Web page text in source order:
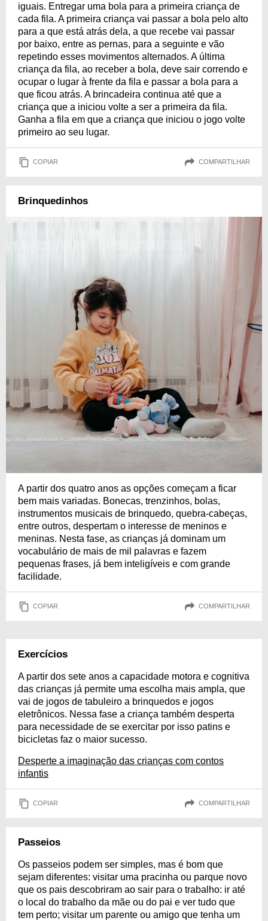
iguais. Entregar uma bola para a primeira criança de
cada fila. A primeira criança vai passar a bola pelo alto
para a que está atrás dela, a que recebe vai passar
por baixo, entre as pernas, para a seguinte e vão
repetindo esses movimentos alternados. A última
criança da fila, ao receber a bola, deve sair correndo e
ocupar o lugar à frente da fila e passar a bola para a
que ficou atrás. A brincadeira continua até que a
criança que a iniciou volte a ser a primeira da fila.
Ganha a fila em que a criança que iniciou o jogo volte
primeiro ao seu lugar.
COPIAR COMPARTILHAR
Brinquedinhos
A partir dos quatro anos as opções começam a ficar
bem mais variadas. Bonecas, trenzinhos, bolas,
instrumentos musicais de brinquedo, quebra-cabeças,
entre outros, despertam o interesse de meninos e
meninas. Nesta fase, as crianças já dominam um
vocabulário de mais de mil palavras e fazem
pequenas frases, já bem inteligíveis e com grande
facilidade.
COPIAR COMPARTILHAR
Exercícios
A partir dos sete anos a capacidade motora e cognitiva
das crianças já permite uma escolha mais ampla, que
vai de jogos de tabuleiro a brinquedos e jogos
eletrônicos. Nessa fase a criança também desperta
para necessidade de se exercitar por isso patins e
bicicletas faz o maior sucesso.
Desperte a imaginação das crianças com contos
infantis
COPIAR COMPARTILHAR
Passeios
Os passeios podem ser simples, mas é bom que
sejam diferentes: visitar uma pracinha ou parque novo
que os pais descobriram ao sair para o trabalho: ir até
o local do trabalho da mãe ou do pai e ver tudo que
tem perto; visitar um parente ou amigo que tenha um